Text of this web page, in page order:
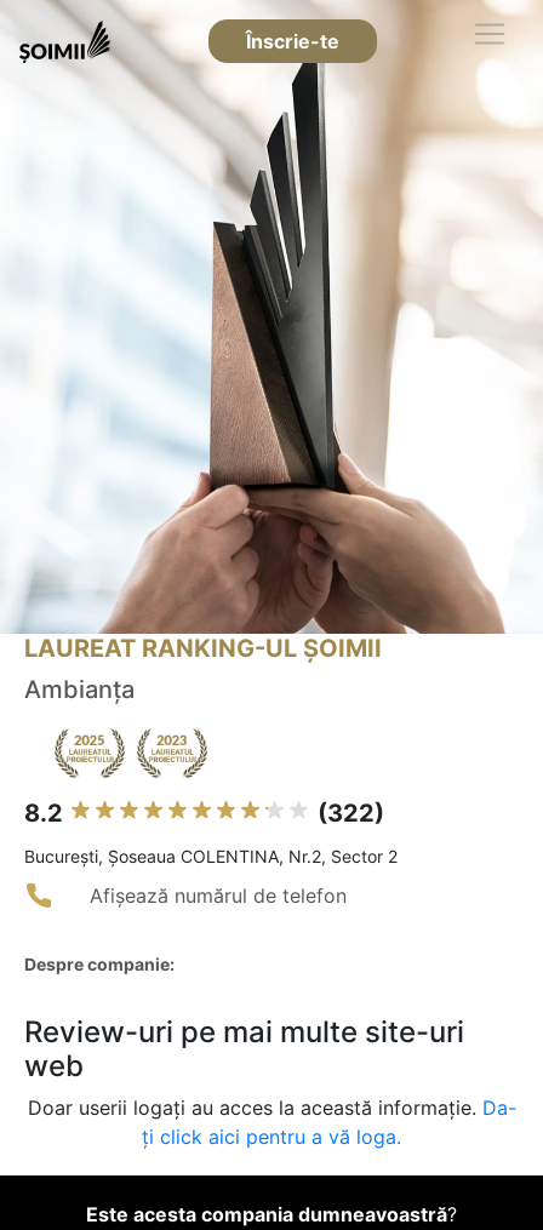
Înscrie-te
LAUREAT RANKING-UL ȘOIMII
Ambianța
8.2 (322)
Bucureşti, Șoseaua COLENTINA, Nr.2, Sector 2
Afișează numărul de telefon
Despre companie:
Review-uri pe mai multe site-uri
web
Doar userii logați au acces la această informație. Da-
ți click aici pentru a vă loga.
Este acesta compania dumneavoastră?